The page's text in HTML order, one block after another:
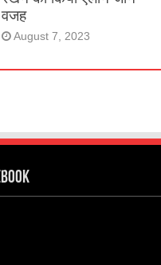
वजह
August 7, 2023